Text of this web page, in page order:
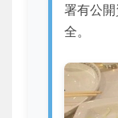
署有公
全。